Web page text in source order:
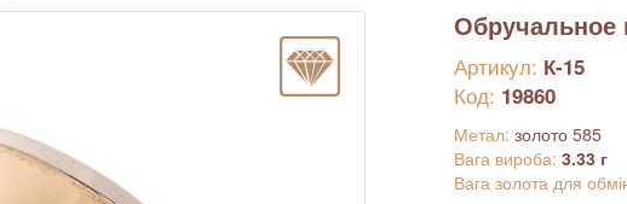
Обручальное
Артикул: К-15
Код: 19860
Метал: золото 585
Вага вироба: 3.33 г
Вага золота для